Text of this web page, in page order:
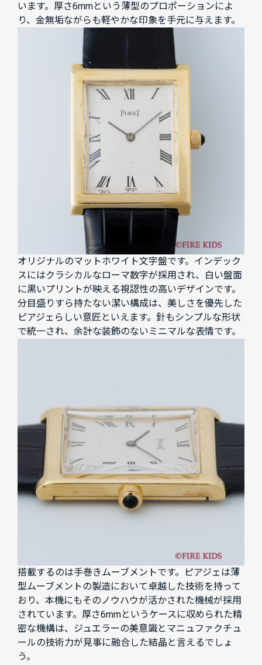
います。厚さ6mmという薄型のプロポーションによ
り、金無垢ながらも軽やかな印象を手元に与えます。
オリジナルのマットホワイト文字盤です。インデック
スにはクラシカルなローマ数字が採用され、白い盤面
に黒いプリントが映える視認性の高いデザインです。
分目盛りすら持たない潔い構成は、美しさを優先した
ピアジェらしい意匠といえます。針もシンプルな形状
で統一され、余計な装飾のないミニマルな表情です。
搭載するのは手巻きムーブメントです。ピアジェは薄
型ムーブメントの製造において卓越した技術を持って
おり、本機にもそのノウハウが活かされた機械が採用
されています。厚さ6mmというケースに収められた精
密な機構は、ジュエラーの美意識とマニュファクチュ
ールの技術力が見事に融合した結晶と言えるでしょ
う。